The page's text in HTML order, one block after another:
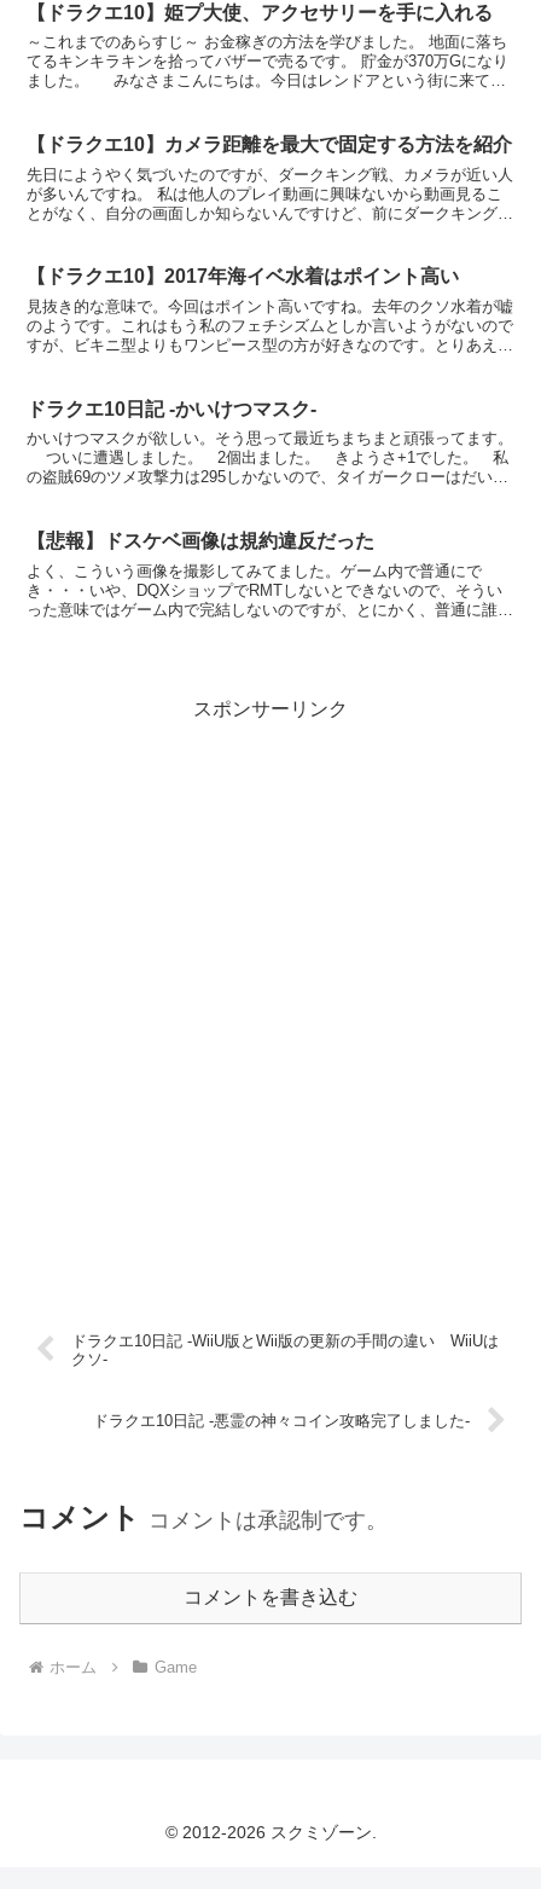
【ドラクエ10】姫プ大使、アクセサリーを手に入れる
～これまでのあらすじ～ お金稼ぎの方法を学びました。 地面に落ち
てるキンキラキンを拾ってバザーで売るです。 貯金が370万Gになり
ました。 みなさまこんにちは。今日はレンドアという街に来てみ
【ドラクエ10】カメラ距離を最大で固定する方法を紹介
先日にようやく気づいたのですが、ダークキング戦、カメラが近い人
が多いんですね。 私は他人のプレイ動画に興味ないから動画見るこ
とがなく、自分の画面しか知らないんですけど、前にダークキングⅣ
【ドラクエ10】2017年海イベ水着はポイント高い
見抜き的な意味で。今回はポイント高いですね。去年のクソ水着が嘘
のようです。これはもう私のフェチシズムとしか言いようがないので
すが、ビキニ型よりもワンピース型の方が好きなのです。とりあえず
ドラクエ10日記 -かいけつマスク-
かいけつマスクが欲しい。そう思って最近ちまちまと頑張ってます。
ついに遭遇しました。 2個出ました。 きようさ+1でした。 私
の盗賊69のツメ攻撃力は295しかないので、タイガークローはだいた
【悲報】ドスケベ画像は規約違反だった
よく、こういう画像を撮影してみてました。ゲーム内で普通にで
き・・・いや、DQXショップでRMTしないとできないので、そうい
った意味ではゲーム内で完結しないのですが、とにかく、普通に誰で
スポンサーリンク
ドラクエ10日記 -WiiU版とWii版の更新の手間の違い WiiUは
クソ-
ドラクエ10日記 -悪霊の神々コイン攻略完了しました-
コメント コメントは承認制です。
コメントを書き込む
ホーム Game
© 2012-2026 スクミゾーン.